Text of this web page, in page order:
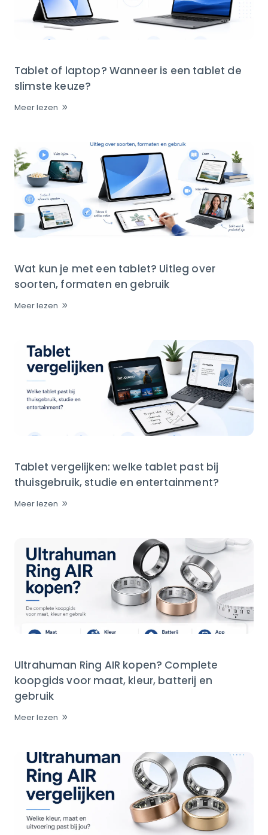
Tablet of laptop? Wanneer is een tablet de
slimste keuze?
Meer lezen
Wat kun je met een tablet? Uitleg over
soorten, formaten en gebruik
Meer lezen
Tablet vergelijken: welke tablet past bij
thuisgebruik, studie en entertainment?
Meer lezen
Ultrahuman Ring AIR kopen? Complete
koopgids voor maat, kleur, batterij en
gebruik
Meer lezen